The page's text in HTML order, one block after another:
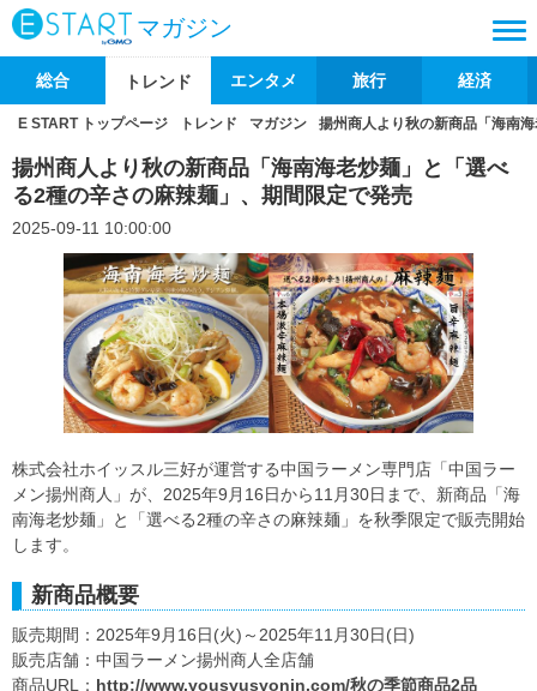
マガジン
総合 トレンド エンタメ 旅行 経済
E START トップページ トレンド マガジン 揚州商人より秋の新商品「海南
揚州商人より秋の新商品「海南海老炒麺」と「選べ
る2種の辛さの麻辣麺」、期間限定で発売
2025-09-11 10:00:00
株式会社ホイッスル三好が運営する中国ラーメン専門店「中国ラー
メン揚州商人」が、2025年9月16日から11月30日まで、新商品「海
南海老炒麺」と「選べる2種の辛さの麻辣麺」を秋季限定で販売開始
します。
新商品概要
販売期間：2025年9月16日(火)～2025年11月30日(日)
販売店舗：中国ラーメン揚州商人全店舗
商品URL： http://www.yousyusyonin.com/秋の季節商品2品